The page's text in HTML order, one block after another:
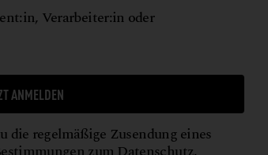
Verarbeiter:in oder
ANMELDEN
regelmäßige Zusendung eines